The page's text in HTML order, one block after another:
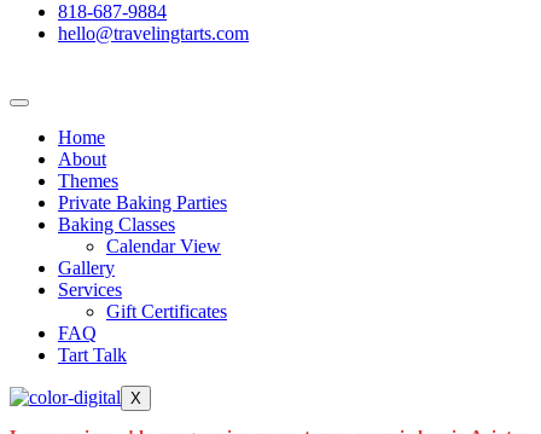
818-687-9884
hello@travelingtarts.com
Home
About
Themes
Private Baking Parties
Baking Classes
Calendar View
Gallery
Services
Gift Certificates
FAQ
Tart Talk
X